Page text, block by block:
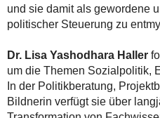
und sie damit als gewordene
politischer Steuerung zu
Dr. Lisa Yashodhara Haller
um die Themen Sozialpolitik,
In der Politikberatung,
Bildnerin verfügt sie über